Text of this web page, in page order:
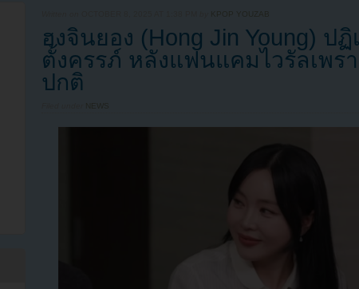
KPOP YOUZAB
ฮงจินยอง (Hong Jin Young) ปฏิ
ตั้งครรภ์ หลังแฟนแคมไวรัลเพร
ปกติ
NEWS